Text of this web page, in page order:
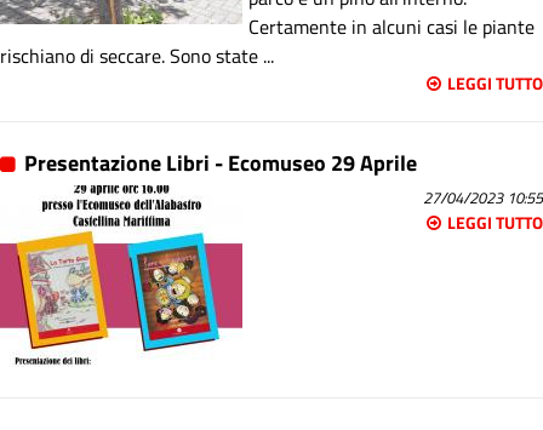
Certamente in alcuni casi le piante
rischiano di seccare. Sono state ...
LEGGI TUTTO
Presentazione Libri - Ecomuseo 29 Aprile
27/04/2023 10:55
LEGGI TUTTO